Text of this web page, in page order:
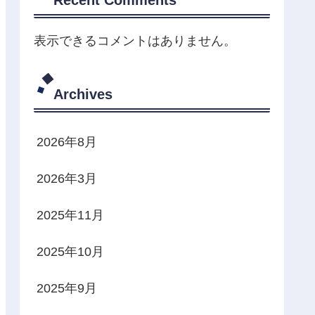
表示できるコメントはありません。
Archives
2026年8月
2026年3月
2025年11月
2025年10月
2025年9月